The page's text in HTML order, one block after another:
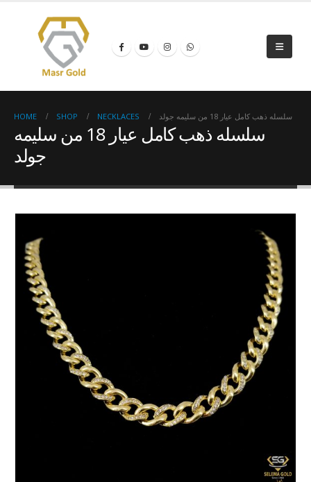
HOME SHOP NECKLACES سلسله ذهب كامل عيار 18 من سليمه جولد
سلسله ذهب كامل عيار 18 من سليمه
جولد